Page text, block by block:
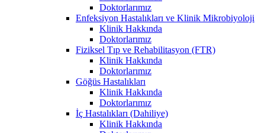
Doktorlarımız
Enfeksiyon Hastalıkları ve Klinik Mikrobiyoloji
Klinik Hakkında
Doktorlarımız
Fiziksel Tıp ve Rehabilitasyon (FTR)
Klinik Hakkında
Doktorlarımız
Göğüs Hastalıkları
Klinik Hakkında
Doktorlarımız
İç Hastalıkları (Dahiliye)
Klinik Hakkında